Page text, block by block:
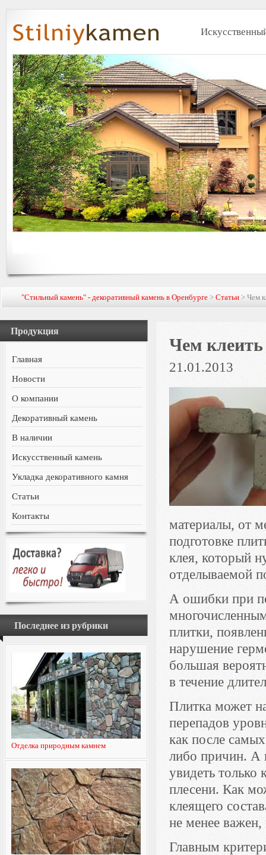
"Стильный камень" - декоративный камень в Оренбурге >Статьи > Чем
Продукция
Главная
Новости
О компании
Декоративный камень
В наличии
Искусственный камень
Укладка декоративного камня
Статьи
Контакты
Последнее из рубрики
Отделка природным камнем
Чем
21.01.2013
материалы, от
подготовке
клея, который
отделываемой
А ошибки при
плитки,
нарушение
большая
в течение
Плитка может
перепадов
как после
либо причин. А
увидеть только
плесени. Как
клеящего
не менее
Главным